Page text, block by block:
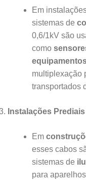
Em
sistemas de
0,6/1kV são
como
multiplexação
transportados
Instalações
Em
esses cabos
sistemas de
para